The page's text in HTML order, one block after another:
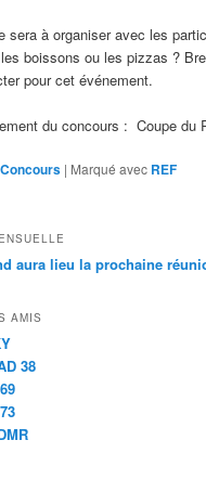
sera à organiser avec les
boissons ou les pizzas ?
pour cet événement.
du concours : Coupe du
Concours | Marqué avec REF
aura lieu la prochaine
AMIS
38